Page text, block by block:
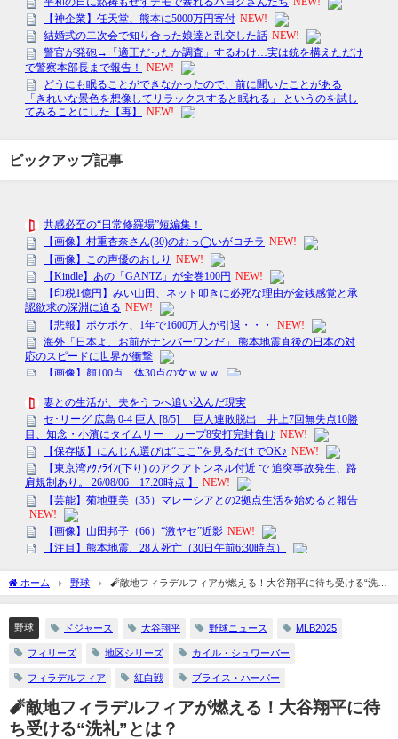
ピックアップ記事
ホーム 野球
🧨敵地フィラデルフィアが燃える！大谷翔平に待ち受ける“洗
礼”とは？
野球 ドジャース 大谷翔平 野球ニュース MLB2025
フィリーズ 地区シリーズ カイル・シュワーバー
フィラデルフィア 紅白戦 ブライス・ハーパー
🧨敵地フィラデルフィアが燃える！大谷翔平に待
ち受ける“洗礼”とは？